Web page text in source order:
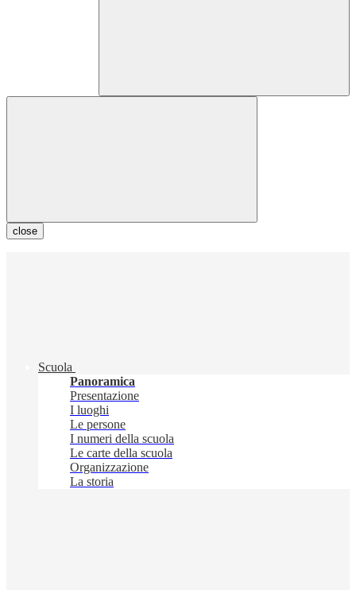
close
Scuola
Panoramica
Presentazione
I luoghi
Le persone
I numeri della scuola
Le carte della scuola
Organizzazione
La storia